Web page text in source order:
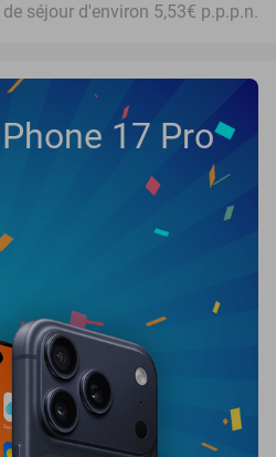
de séjour d'environ 5,53€ p.p.p.n.
17 Pro